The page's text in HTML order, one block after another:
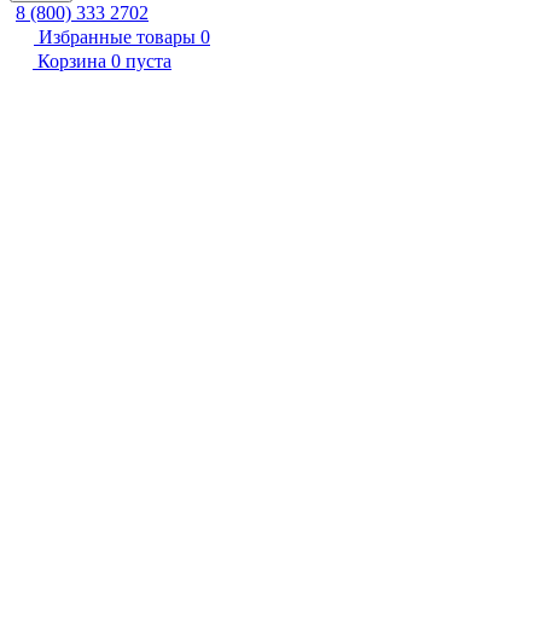
8 (800) 333 2702
Избранные товары 0
Корзина 0 пуста